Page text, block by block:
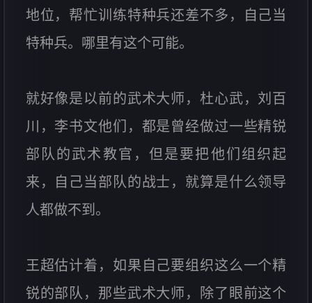
地位，帮忙训练特种兵还差不多，自己当
特种兵。哪里有这个可能。
就好像是以前的武术大师，杜心武，刘百
川，李书文他们，都是曾经做过一些精锐
部队的武术教官，但是要把他们组织起
来，自己当部队的战士，就算是什么领导
人都做不到。
王超估计着，如果自己要组织这么一个精
锐的部队，那些武术大师，除了眼前这个